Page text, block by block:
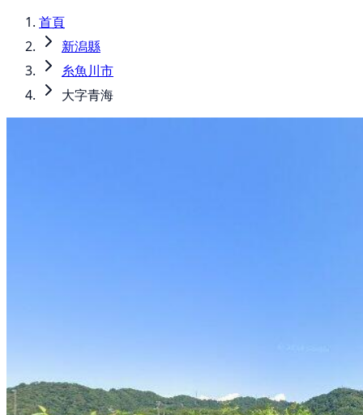
首頁
新潟縣
糸魚川市
大字青海